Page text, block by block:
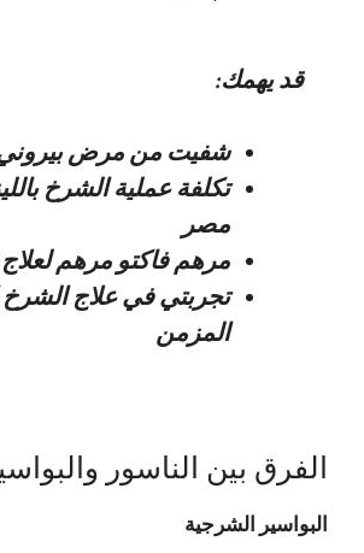
قد يهمك:
شفيت من مرض
تكلفة عملية الشرخ
مصر
مرهم فاكتو مرهم لعلاج
تجربتي في علاج
المزمن
الفرق بين الناسور
البواسير الشرجية